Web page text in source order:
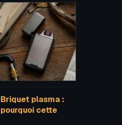
montre avis :
fiabilité, retours
clients et pièges à
éviter
Briquet plasma :
pourquoi cette